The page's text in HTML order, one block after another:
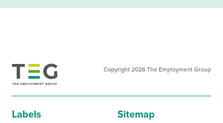
Copyright 2026 The Employment Group
Labels Sitemap